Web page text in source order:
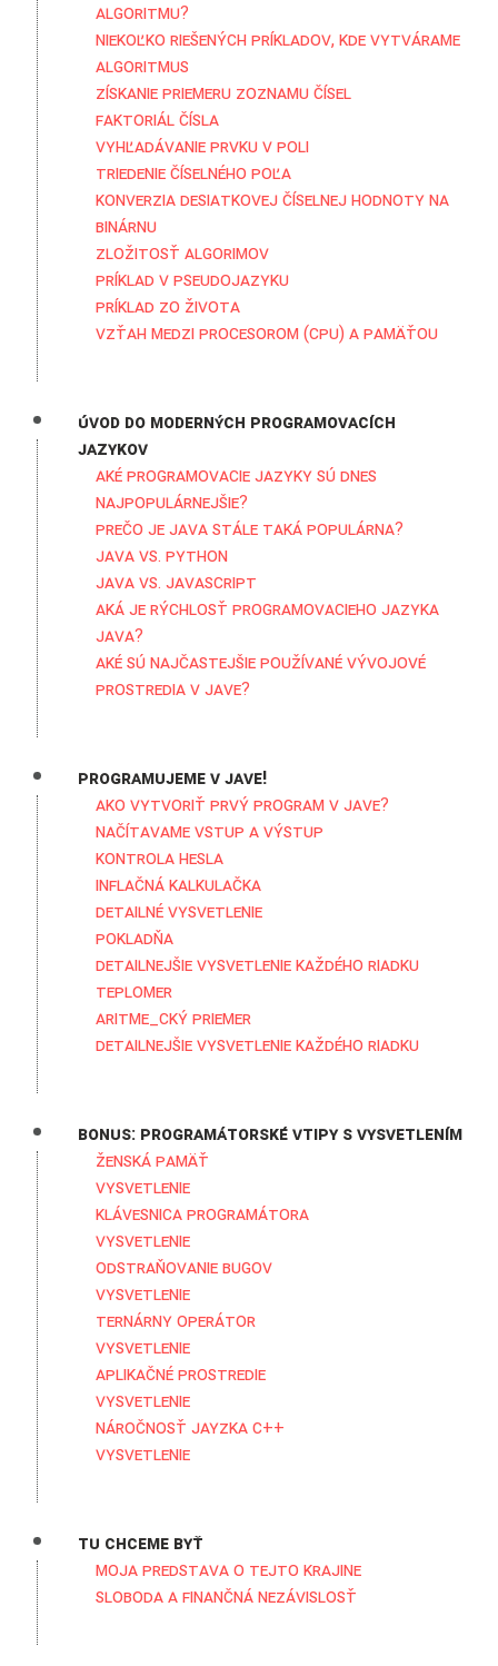
algoritmu?
Niekoľko riešených príkladov, kde vytvárame
algoritmus
Získanie priemeru zoznamu čísel
Faktoriál čísla
Vyhľadávanie prvku v poli
Triedenie číselného poľa
Konverzia desiatkovej číselnej hodnoty na
binárnu
Zložitosť algorimov
Príklad v pseudojazyku
Príklad zo života
Vzťah medzi procesorom (CPU) a pamäťou
Úvod do moderných programovacích
jazykov
Aké programovacie jazyky sú dnes
najpopulárnejšie?
Prečo je Java stále taká populárna?
Java vs. Python
Java vs. Javascript
Aká je rýchlosť programovacieho jazyka
Java?
Aké sú najčastejšie používané vývojové
prostredia v Jave?
Programujeme v Jave!
Ako vytvoriť prvý program v Jave?
Načítavame vstup a výstup
Kontrola hesla
Inflačná kalkulačka
Detailné vysvetlenie
Pokladňa
Detailnejšie vysvetlenie každého riadku
Teplomer
Aritme_cký priemer
Detailnejšie vysvetlenie každého riadku
Bonus: Programátorské vtipy s vysvetlením
Ženská pamäť
Vysvetlenie
Klávesnica programátora
Vysvetlenie
Odstraňovanie bugov
Vysvetlenie
Ternárny operátor
Vysvetlenie
Aplikačné prostredie
Vysvetlenie
Náročnosť jayzka C++
Vysvetlenie
Tu chceme byť
Moja predstava o tejto krajine
Sloboda a Finančná nezávislosť